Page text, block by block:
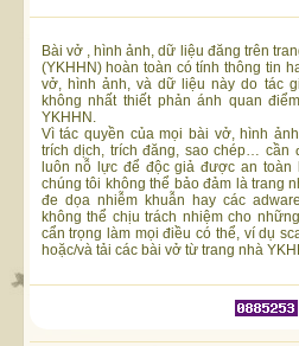
Bài vở , hình ảnh, dữ liệu đăng trên
(YKHHN) hoàn toàn có tính thông tin
vở, hình ảnh, và dữ liệu này do tác
không nhất thiết phản ánh quan
YKHHN.
Vì tác quyền của mọi bài vở, hình
trích dịch, trích đăng, sao chép… cần
luôn nỗ lực để độc giả được an toàn
chúng tôi không thể bảo đảm là trang
đe dọa nhiễm khuẫn hay các
không thể chịu trách nhiệm cho
cẩn trọng làm mọi điều có thể, ví dụ
hoặc/và tải các bài vở từ trang nhà